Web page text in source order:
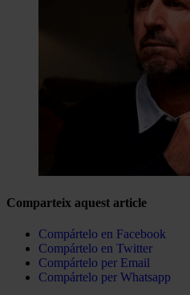
Comparteix aquest article
Compártelo en Facebook
Compártelo en Twitter
Compártelo per Email
Compártelo per Whatsapp